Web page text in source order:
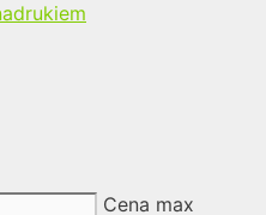
Cena max